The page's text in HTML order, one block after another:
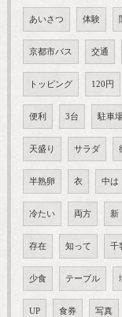
あいさつ 体験
京都市バス 交通
トッピング 120円
便利 3台 駐車
天盛り サラダ
半熟卵 衣 中は
冷たい 両方 新
存在 知って 千
少食 テーブル
UP 食券 写真